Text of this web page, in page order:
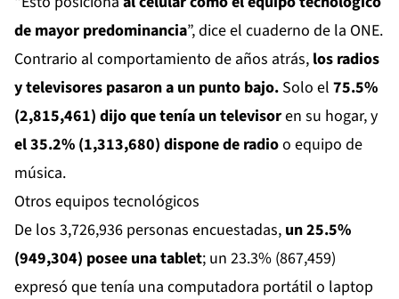
de mayor predominancia”, dice el cuaderno de la ONE.
Contrario al comportamiento de años atrás, los radios
y televisores pasaron a un punto bajo. Solo el 75.5%
(2,815,461) dijo que tenía un televisoren su hogar, y
el 35.2% (1,313,680) dispone de radioo equipo de
música.
Otros equipos tecnológicos
De los 3,726,936 personas encuestadas, un 25.5%
(949,304) posee una tablet; un 23.3% (867,459)
expresó que tenía una computadora portátil o laptop